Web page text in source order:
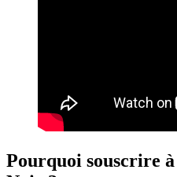
Pourquoi souscrire